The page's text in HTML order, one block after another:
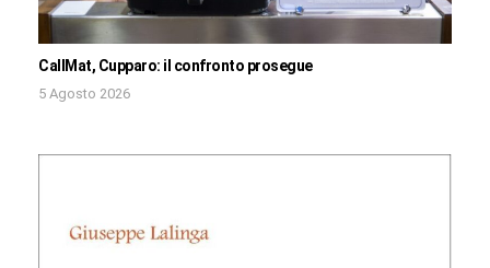
CallMat, Cupparo: il confronto prosegue
5 Agosto 2026